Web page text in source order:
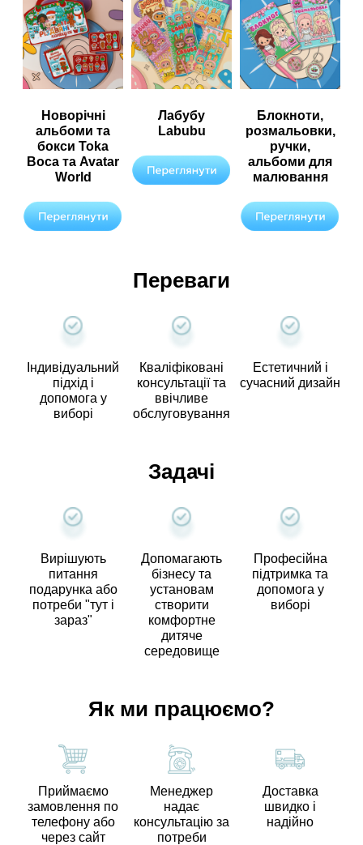
Новорічні
альбоми та
бокси Toka
Boca та Avatar
World
Лабубу
Labubu
Блокноти,
розмальовки,
ручки,
альбоми для
малювання
Переваги
Індивідуальний
підхід і
допомога у
виборі
Кваліфіковані
консультації та
ввічливе
обслуговування
Естетичний і
сучасний дизайн
Задачі
Вирішують
питання
подарунка або
потреби "тут і
зараз"
Допомагають
бізнесу та
установам
створити
комфортне
дитяче
середовище
Професійна
підтримка та
допомога у
виборі
Як ми працюємо?
Приймаємо
замовлення по
телефону або
через сайт
Менеджер
надає
консультацію за
потреби
Доставка
швидко і
надійно